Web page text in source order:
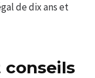
de dix ans et
conseils